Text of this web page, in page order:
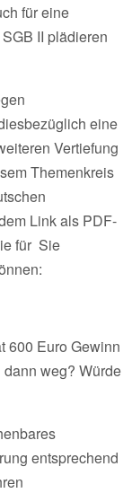
für eine
II plädieren
eine
Vertiefung
Themenkreis
Link als PDF-
für Sie
600 Euro Gewinn
weg? Würde
entsprechend